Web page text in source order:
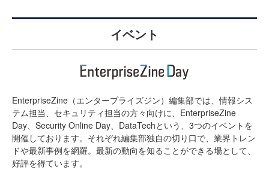
イベント
EnterpriseZine（エンタープライズジン）編集部では、情報シス
テム担当、セキュリティ担当の方々向けに、EnterpriseZine
Day、Security Online Day、DataTechという、3つのイベントを
開催しております。それぞれ編集部独自の切り口で、業界トレン
ドや最新事例を網羅。最新の動向を知ることができる場として、
好評を得ています。